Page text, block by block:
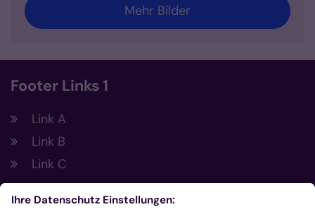
Mehr Bilder
Footer Links 1
Link A
Link B
Link C
Footer Links 2